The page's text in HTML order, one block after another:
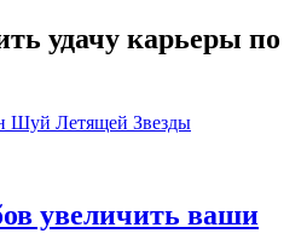
удачу карьеры по
Шуй Летящей Звезды
увеличить ваши